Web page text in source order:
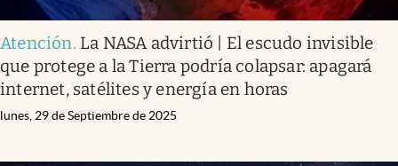
Atención. La NASA advirtió | El escudo invisible
que protege a la Tierra podría colapsar: apagará
internet, satélites y energía en horas
lunes, 29 de Septiembre de 2025